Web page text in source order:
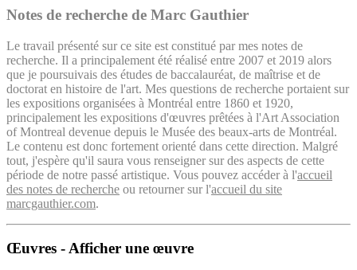
Notes de recherche de Marc Gauthier
Le travail présenté sur ce site est constitué par mes notes de
recherche. Il a principalement été réalisé entre 2007 et 2019 alors
que je poursuivais des études de baccalauréat, de maîtrise et de
doctorat en histoire de l'art. Mes questions de recherche portaient sur
les expositions organisées à Montréal entre 1860 et 1920,
principalement les expositions d'œuvres prêtées à l'Art Association
of Montreal devenue depuis le Musée des beaux-arts de Montréal.
Le contenu est donc fortement orienté dans cette direction. Malgré
tout, j'espère qu'il saura vous renseigner sur des aspects de cette
période de notre passé artistique. Vous pouvez accéder à l'accueil
des notes de recherche ou retourner sur l'accueil du site
marcgauthier.com.
Œuvres - Afficher une œuvre